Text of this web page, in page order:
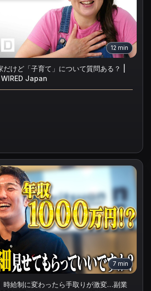
12 min
けど「子育て」について質問ある？ |
Japan
7 min
時給制に変わったら手取りが激変…副業